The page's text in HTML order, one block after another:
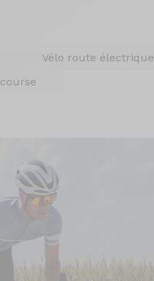
Vélo route électrique